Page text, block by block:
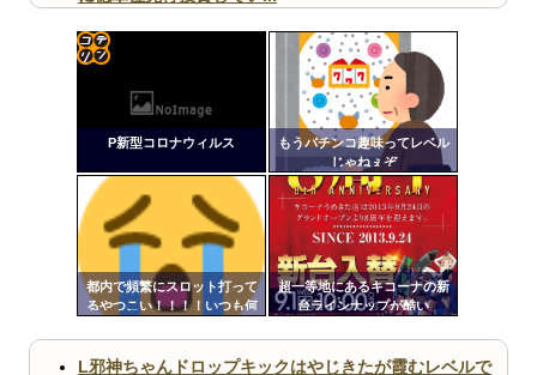
ますｗ」←これどうす...
【閲覧注意】俺が近くにいると機械が壊れるんだけどさ
【画像】ペプシコーラ社、「こういうのでいいんだよ」
な新商品を発売
Powered by livedoor 相互RSS
P新型コロナウィルス
もうパチンコ趣味ってレベル
じゃねぇぞ
都内で頻繁にスロット打って
るやつこい！！！！いつも何
超一等地にあるキコーナの新
台ラインナップが酷い
定リ
ンク
更新
ツー
L邪神ちゃんドロップキックはやじきたが霞むレベルで